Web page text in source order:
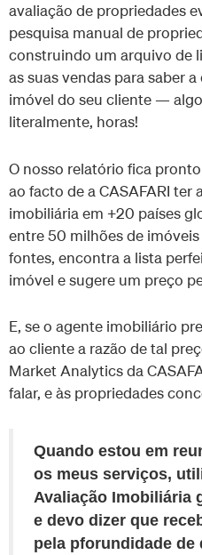
avaliação de propriedades
pesquisa manual de
construindo um arquivo de
as suas vendas para saber
imóvel do seu cliente —
literalmente, horas!
O nosso relatório fica
ao facto de a CASAFARI ter
imobiliária em +20 países
entre 50 milhões de
fontes, encontra a lista
imóvel e sugere um preço
E, se o agente imobiliário
ao cliente a razão de tal
Market Analytics da
falar, e às propriedades
Quando estou em
os meus serviços,
Avaliação Imobiliária
e devo dizer que
pela pforundidade